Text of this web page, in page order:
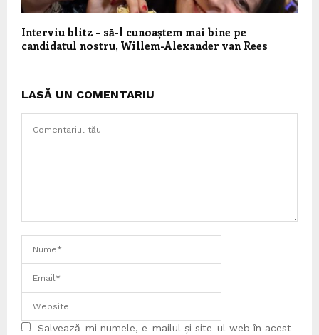
Interviu blitz – să-l cunoaștem mai bine pe
candidatul nostru, Willem-Alexander van Rees
LASĂ UN COMENTARIU
Salvează-mi numele, e-mailul și site-ul web în acest